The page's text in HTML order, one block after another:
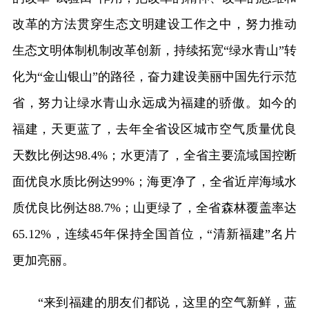
改革的方法贯穿生态文明建设工作之中，努力推动
生态文明体制机制改革创新，持续拓宽“绿水青山”转
化为“金山银山”的路径，奋力建设美丽中国先行示范
省，努力让绿水青山永远成为福建的骄傲。如今的
福建，天更蓝了，去年全省设区城市空气质量优良
天数比例达98.4%；水更清了，全省主要流域国控断
面优良水质比例达99%；海更净了，全省近岸海域水
质优良比例达88.7%；山更绿了，全省森林覆盖率达
65.12%，连续45年保持全国首位，“清新福建”名片
更加亮丽。
“来到福建的朋友们都说，这里的空气新鲜，蓝